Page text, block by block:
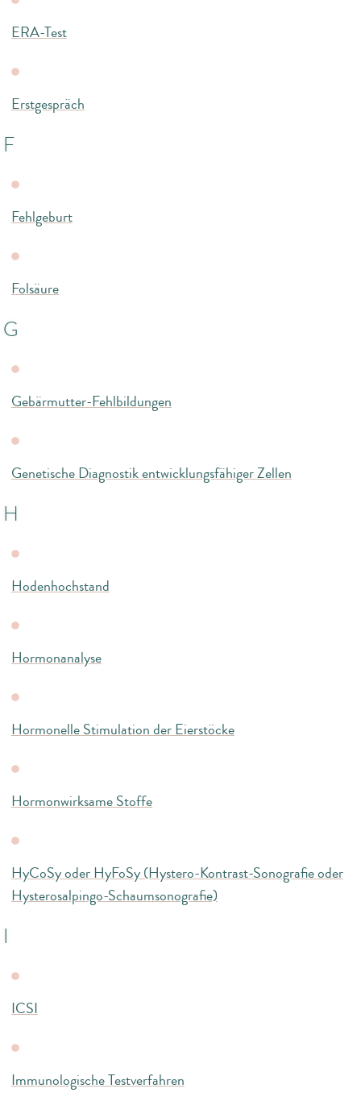
ERA-Test
Erstgespräch
F
Fehlgeburt
Folsäure
G
Gebärmutter-Fehlbildungen
Genetische Diagnostik entwicklungsfähiger Zellen
H
Hodenhochstand
Hormonanalyse
Hormonelle Stimulation der Eierstöcke
Hormonwirksame Stoffe
HyCoSy oder HyFoSy (Hystero-Kontrast-Sonografie oder
Hysterosalpingo-Schaumsonografie)
I
ICSI
Immunologische Testverfahren